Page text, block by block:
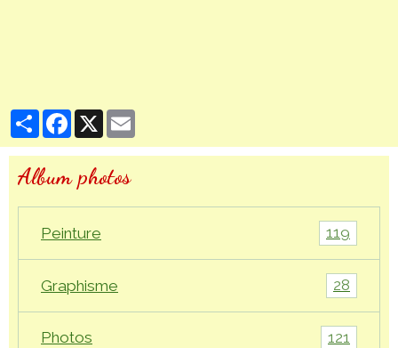
PartagerFacebook
X
Album photos
Peinture 119
Graphisme 28
Photos 121